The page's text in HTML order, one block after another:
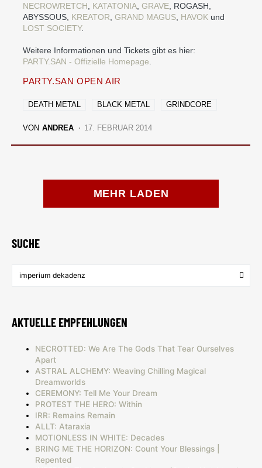
NECROWRETCH
KATATONIA GRAVE , ROGASH,
ABYSSOUS, KREATOR GRAND MAGUS HAVOK und
LOST SOCIETY.
Weitere Informationen und Tickets gibt es hier:
PARTY.SAN - Offizielle Homepage
PARTY.SAN OPEN AIR
DEATH METAL BLACK METAL GRINDCORE
VON ANDREA 17. FEBRUAR 2014
MEHR LADEN
SUCHE
AKTUELLE EMPFEHLUNGEN
NECROTTED: We Are The Gods That Tear Ourselves
Apart
ASTRAL ALCHEMY: Weaving Chilling Magical
Dreamworlds
CEREMONY: Tell Me Your Dream
PROTEST THE HERO: Within
IRR: Remains Remain
ALLT: Ataraxia
MOTIONLESS IN WHITE: Decades
BRING ME THE HORIZON: Count Your Blessings |
Repented